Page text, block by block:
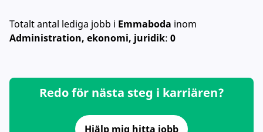
Totalt antal lediga jobb i Emmaboda inom
Administration, ekonomi, juridik: 0
Redo för nästa steg i karriären?
Hjälp mig hitta jobb